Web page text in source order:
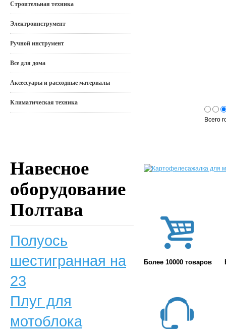
Всего
Более 10000 товаров
Строительная техника
Электроинструмент
Ручной инструмент
Все для дома
Аксессуары и расходные материалы
Климатическая техника
Навесное
оборудование
Полтава
Полуось
шестигранная на
23
Плуг для
мотоблока